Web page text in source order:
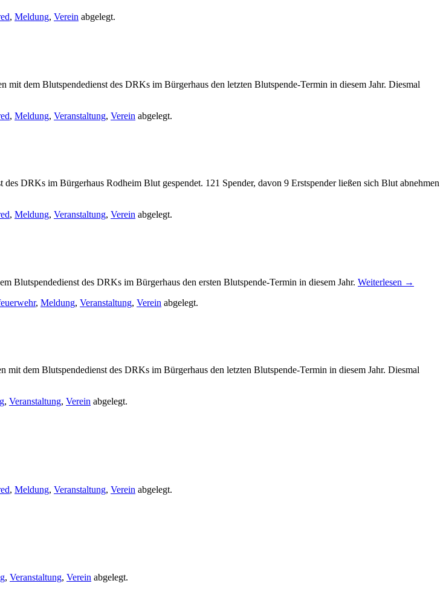
, Meldung, Verein abgelegt.
mit dem Blutspendedienst des DRKs im Bürgerhaus den letzten Blutspende-Termin in diesem Jahr. Diesmal
, Meldung, Veranstaltung, Verein abgelegt.
DRKs im Bürgerhaus Rodheim Blut gespendet. 121 Spender, davon 9 Erstspender ließen sich Blut abnehmen
, Meldung, Veranstaltung, Verein abgelegt.
Blutspendedienst des DRKs im Bürgerhaus den ersten Blutspende-Termin in diesem Jahr. Weiterlesen →
, Meldung, Veranstaltung, Verein abgelegt.
mit dem Blutspendedienst des DRKs im Bürgerhaus den letzten Blutspende-Termin in diesem Jahr. Diesmal
, Veranstaltung, Verein abgelegt.
, Meldung, Veranstaltung, Verein abgelegt.
, Veranstaltung, Verein abgelegt.